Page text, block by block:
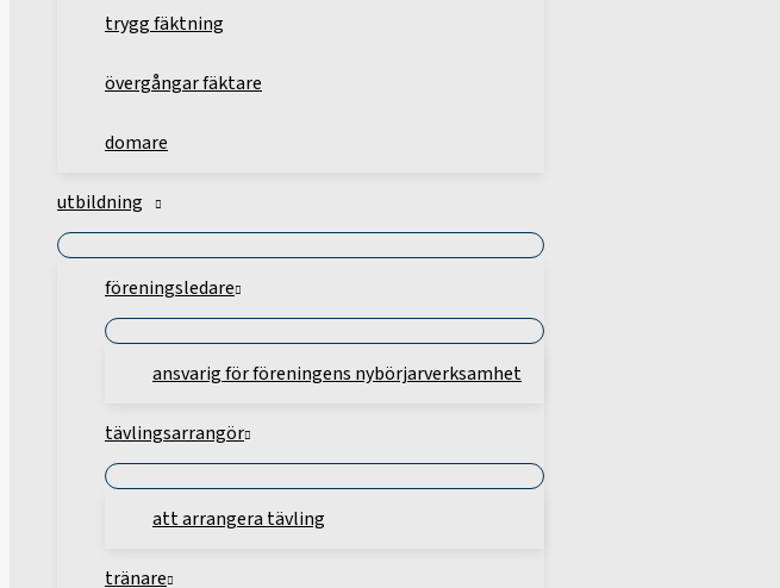
trygg fäktning
övergångar fäktare
domare
utbildning
föreningsledare
ansvarig för föreningens nybörjarverksamhet
tävlingsarrangör
att arrangera tävling
tränare